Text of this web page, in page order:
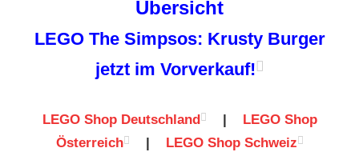
Übersicht
LEGO The Simpsos: Krusty Burger
jetzt im Vorverkauf!
LEGO Shop Deutschland | LEGO Shop
Österreich
| LEGO Shop Schweiz